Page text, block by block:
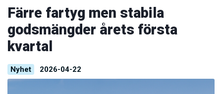
Färre fartyg men stabila
godsmängder årets första
kvartal
Nyhet 2026-04-22